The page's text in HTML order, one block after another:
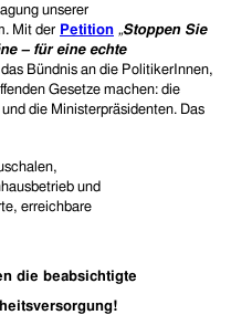
unserer
Mit der Petition „Stoppen Sie
– für eine echte
Bündnis an die PolitikerInnen,
Gesetze machen: die
die Ministerpräsidenten. Das
und
erreichbare
die beabsichtigte